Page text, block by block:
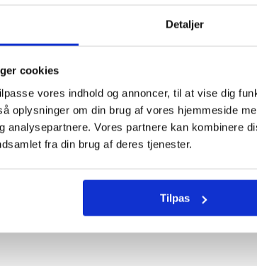
Detaljer
cookies
vores indhold og annoncer, til at vise dig
oplysninger om din brug af vores hjemmeside
analysepartnere. Vores partnere kan kombinere
fra din brug af deres tjenester.
Tilpas
eneste der